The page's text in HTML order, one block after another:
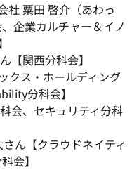
社 粟田 啓介（あわっ
企業カルチャー＆イノ
【関西分科会】
クス・ホールディング
分科会】
会、セキュリティ分科
ん【クラウドネイティ
会】